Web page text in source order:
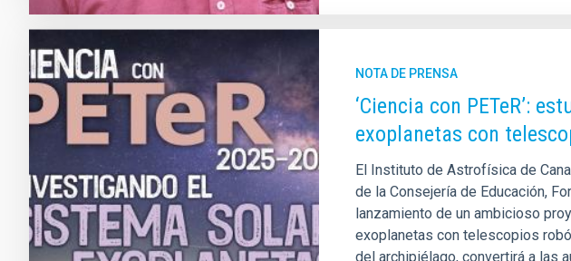
NOTA DE PRENSA
‘Ciencia con PETeR’:
exoplanetas con
El Instituto de Astrofísica de
de la Consejería de Educación,
lanzamiento de un ambicioso
exoplanetas con telescopios
del archipiélago, convertirá a las